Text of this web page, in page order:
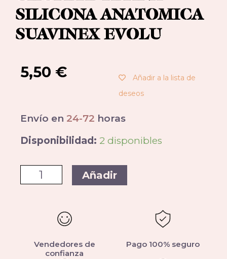
SILICONA ANATOMICA
SUAVINEX EVOLU
5,50 €
Añadir a la lista de
deseos
Envío en 24-72 horas
Disponibilidad: 2 disponibles
Añadir
Vendedores de
confianza
Pago 100% seguro